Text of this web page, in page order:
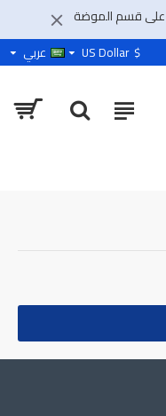
$
US Dollar عربي